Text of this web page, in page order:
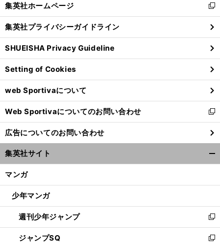
閉
る
集英社ホームページ
新
し
い
ウ
ィ
ン
ド
ウ
で
開
く
集英社プライバシーガイドライン
SHUEISHA Privacy Guideline
Setting of Cookies
web Sportivaについて
Web Sportivaについてのお問い合わせ
新
し
い
ウ
ィ
ン
ウ
開
く
広告についてのお問い合わせ
集英社サイト
マンガ
少年マンガ
週刊少年ジャンプ
新
し
い
ジャンプSQ
新